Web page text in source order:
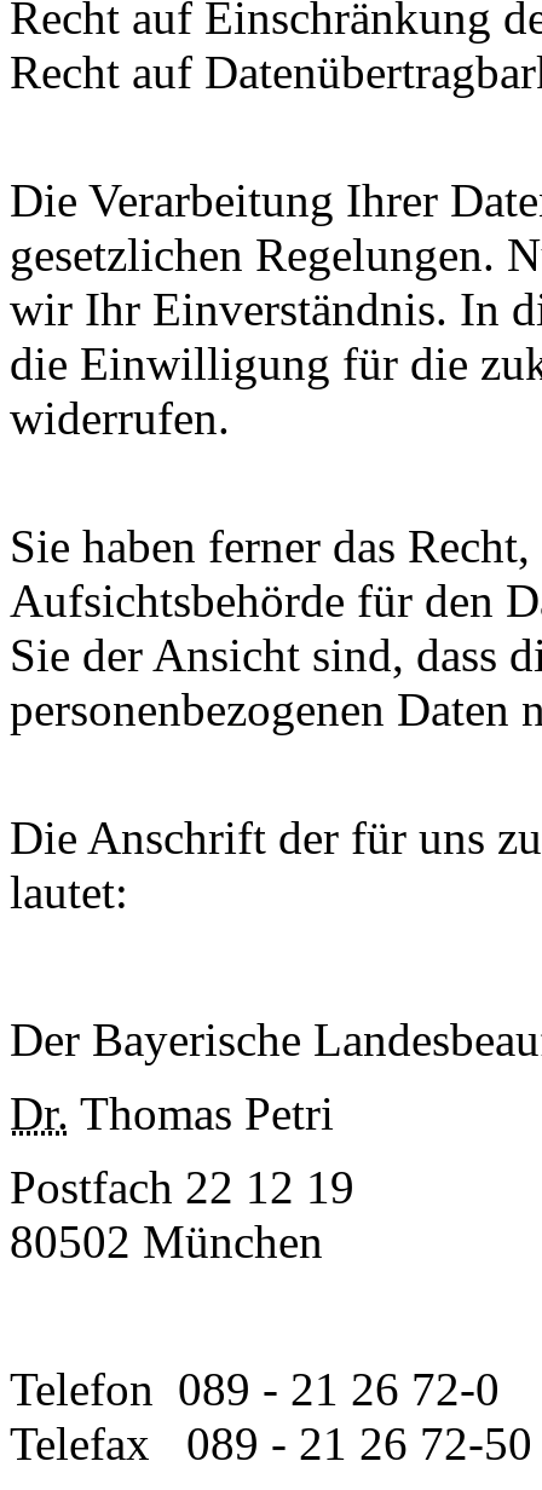
Recht auf Einschränkung
Recht auf
Die Verarbeitung Ihrer
gesetzlichen Regelungen.
wir Ihr Einverständnis. In
die Einwilligung für die
widerrufen.
Sie haben ferner das
Aufsichtsbehörde für den
Sie der Ansicht sind, dass
personenbezogenen
Die Anschrift der für uns
lautet:
Der Bayerische
Dr. Thomas Petri
Postfach 22 12 19
80502 München
Telefon 089 - 21 26 72-0
Telefax 089 - 21 26 72-50